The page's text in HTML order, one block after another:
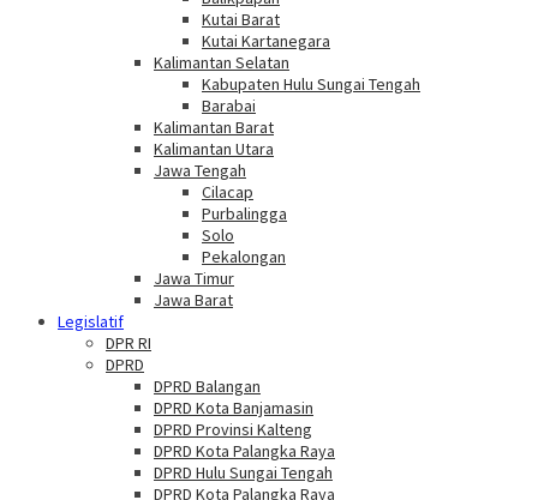
Kutai Barat
Kutai Kartanegara
Kalimantan Selatan
Kabupaten Hulu Sungai Tengah
Barabai
Kalimantan Barat
Kalimantan Utara
Jawa Tengah
Cilacap
Purbalingga
Solo
Pekalongan
Jawa Timur
Jawa Barat
Legislatif
DPR RI
DPRD
DPRD Balangan
DPRD Kota Banjamasin
DPRD Provinsi Kalteng
DPRD Kota Palangka Raya
DPRD Hulu Sungai Tengah
DPRD Kota Palangka Raya